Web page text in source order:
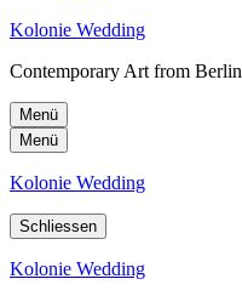
Kolonie Wedding
Contemporary Art from Berlin
Menü
Menü
Kolonie Wedding
Schliessen
Kolonie Wedding